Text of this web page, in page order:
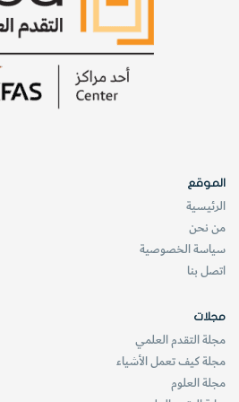
يُنْفُق الحيوان في محيط حيث ينجو
الرمم.
(2) الدفن
التجوية، مثلما قد يحدث عندما يطغى
من الرواسب على سهل الفيضان
الموقع
الرئيسية
من نحن
سياسة الخصوصية
اتصل بنا
مجلات
مجلة التقدم العلمي
مجلة كيف تعمل الأشياء
مجلة العلوم